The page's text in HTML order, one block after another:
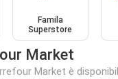
Famila
Superstore
Market
Market è